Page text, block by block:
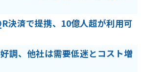
決済で提携、10億人超が利用可
調、他社は需要低迷とコスト増